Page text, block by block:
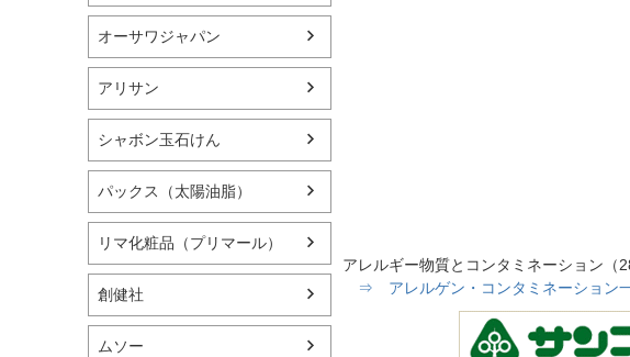
オーサワジャパン
アリサン
シャボン玉石けん
パックス（太陽油脂）
リマ化粧品（プリマール）
創健社
ムソー
アレルギー物質とコンタミネーション（
⇒ アレルゲン・コンタミネーション